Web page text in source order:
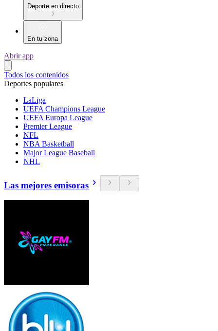
Deporte en directo
En tu zona
Abrir app
Todos los contenidos
Deportes populares
LaLiga
UEFA Champions League
UEFA Europa League
Premier League
NFL
NBA Basketball
Major League Baseball
NHL
Las mejores emisoras